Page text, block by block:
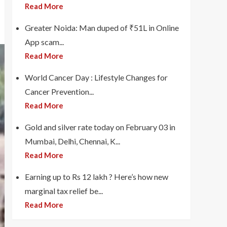
Read More
Greater Noida: Man duped of ₹51L in Online
App scam...
Read More
World Cancer Day : Lifestyle Changes for
Cancer Prevention...
Read More
Gold and silver rate today on February 03 in
Mumbai, Delhi, Chennai, K...
Read More
Earning up to Rs 12 lakh ? Here’s how new
marginal tax relief be...
Read More